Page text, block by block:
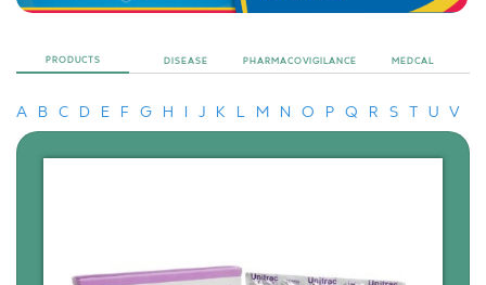
PRODUCTS DISEASE PHARMACOVIGILANCE MEDCAL
A B C D E F G H I J K L M N O P Q R S T U V